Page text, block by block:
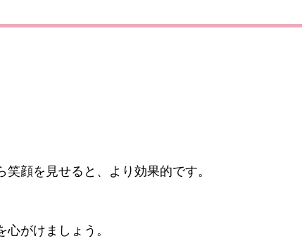
顔を見せると、より効果的です。
がけましょう。